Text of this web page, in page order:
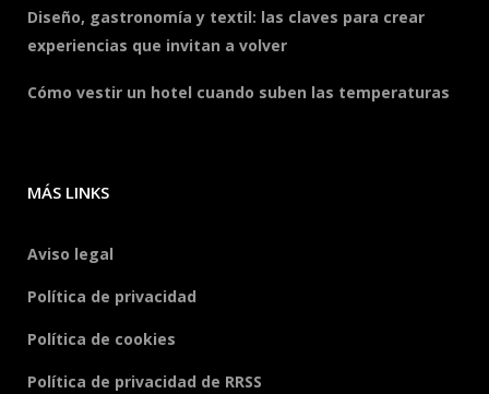
Diseño, gastronomía y textil: las claves para crear
experiencias que invitan a volver
Cómo vestir un hotel cuando suben las temperaturas
MÁS LINKS
Aviso legal
Política de privacidad
Política de cookies
Política de privacidad de RRSS